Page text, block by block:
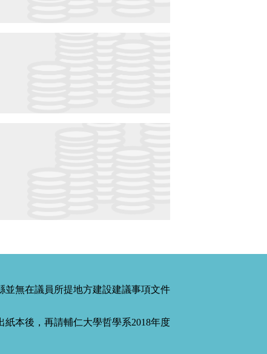
並無在議員所提地方建設建議事項文件
本後，再請輔仁大學哲學系2018年度